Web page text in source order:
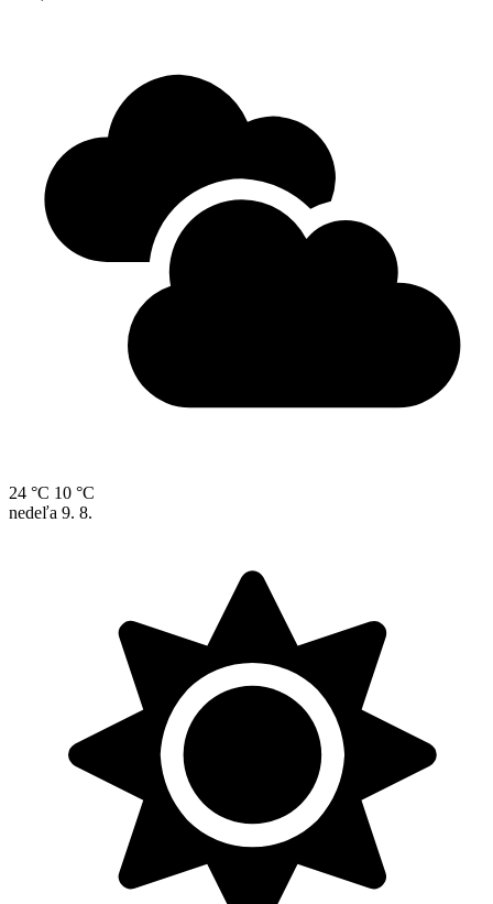
24 °C 10 °C
nedeľa 9. 8.